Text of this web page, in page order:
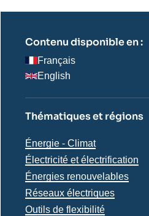
Contenu disponible en :
Français
English
Thématiques et régions
Thématiques
analyses
Énergie - Climat
Électricité et électrification
Énergies renouvelables
Réseaux électriques
Outils de flexibilité